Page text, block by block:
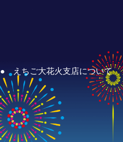
● えちご大花火支店について